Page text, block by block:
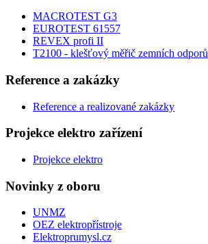
MACROTEST G3
EUROTEST 61557
REVEX profi II
T2100 - klešťový měřič zemních odporů
Reference a zakázky
Reference a realizované zakázky
Projekce elektro zařízení
Projekce elektro
Novinky z oboru
UNMZ
OEZ elektropřístroje
Elektroprumysl.cz